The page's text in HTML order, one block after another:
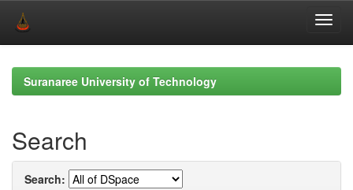
navigationSuranaree University of Technology
Search
Search: